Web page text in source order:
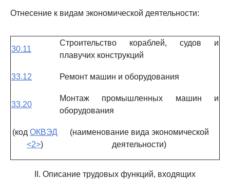
Отнесение к видам экономической деятельности:
30.11
Строительство кораблей, судов и
плавучих конструкций
33.12 Ремонт машин и оборудования
33.20
Монтаж промышленных машин и
оборудования
(код ОКВЭД
<2>)
(наименование вида экономической
деятельности)
II. Описание трудовых функций, входящих